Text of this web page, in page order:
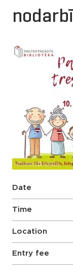
Date
Time
Location
Entry fee